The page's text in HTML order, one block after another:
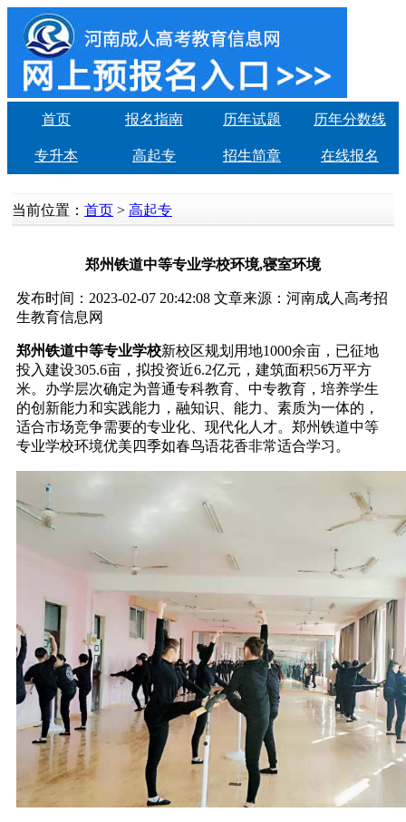
首页 报名指南 历年试题 历年分数线
专升本 高起专 招生简章 在线报名
当前位置： 首页 > 高起专
郑州铁道中等专业学校环境,寝室环境
发布时间：2023-02-07 20:42:08 文章来源：河南成人高考招
生教育信息网
郑州铁道中等专业学校新校区规划用地1000余亩，已征地
投入建设305.6亩，拟投资近6.2亿元，建筑面积56万平方
米。办学层次确定为普通专科教育、中专教育，培养学生
的创新能力和实践能力，融知识、能力、素质为一体的，
适合市场竞争需要的专业化、现代化人才。郑州铁道中等
专业学校环境优美四季如春鸟语花香非常适合学习。